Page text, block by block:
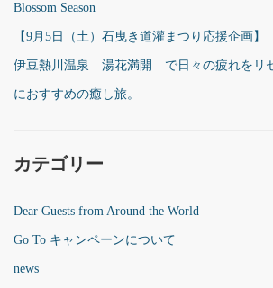
Blossom Season
【9月5日（土）石曳き道灌まつり応援企画】
伊豆熱川温泉 湯花満開 で日々の疲れをリ
におすすめの癒し旅。
カテゴリー
Dear Guests from Around the World
Go To キャンペーンについて
news